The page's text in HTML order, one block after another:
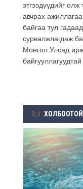
этгээдүүдийг
авчрах
байгаа тул
сурвалжлагдаж
Монгол Улсад